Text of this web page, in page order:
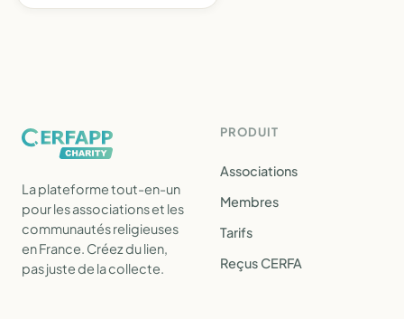
La plateforme tout-en-un
pour les associations et les
communautés religieuses
en France. Créez du lien,
pas juste de la collecte.
PRODUIT
Associations
Membres
Tarifs
Reçus CERFA